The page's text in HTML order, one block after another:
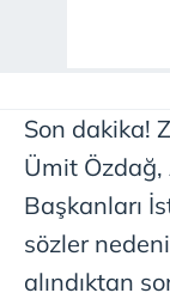
Son dakika!
Ümit
Başkanları
sözler
alındıktan